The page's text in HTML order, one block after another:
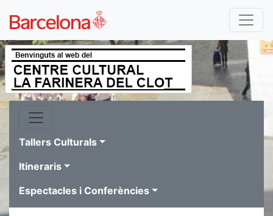
Tallers Culturals
Itineraris
Espectacles i Conferències